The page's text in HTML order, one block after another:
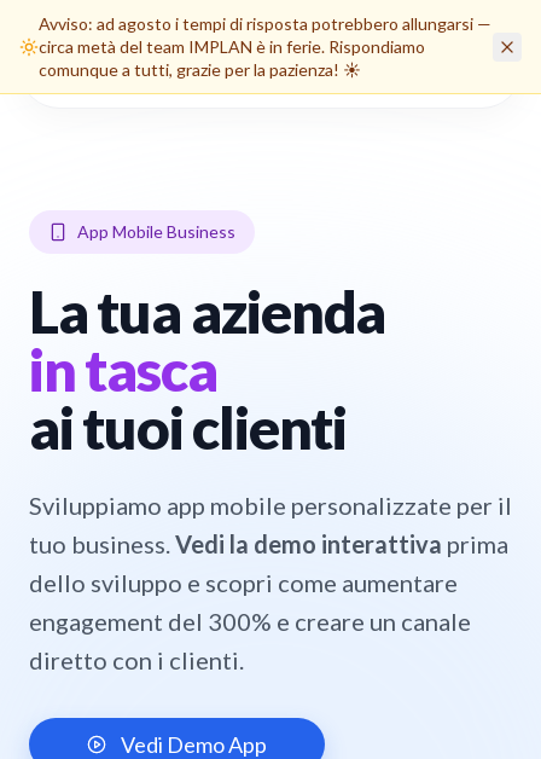
Avviso: ad agosto i tempi di risposta potrebbero allungarsi —
circa metà del team IMPLAN è in ferie. Rispondiamo
comunque a tutti, grazie per la pazienza! ☀️
App Mobile Business
La tua azienda
in tasca
ai tuoi clienti
Sviluppiamo app mobile personalizzate per il
tuo business.Vedi la demo interattiva prima
dello sviluppo e scopri come aumentare
engagement del 300% e creare un canale
diretto con i clienti.
Vedi Demo App